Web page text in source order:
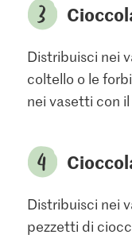
Distribuisci nei
coltello o le
nei vasetti con
Distribuisci nei
pezzetti di